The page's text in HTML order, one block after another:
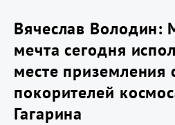
Вячеслав Володин:
мечта сегодня
месте приземления
покорителей
Гагарина